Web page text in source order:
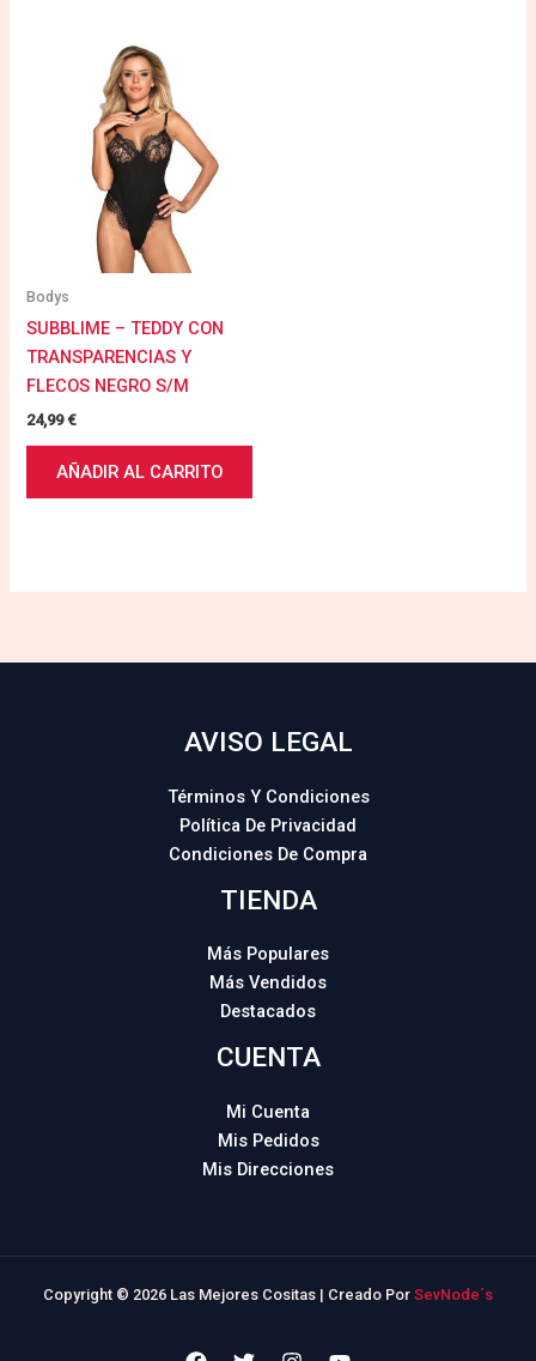
Bodys
SUBBLIME – TEDDY CON
TRANSPARENCIAS Y
FLECOS NEGRO S/M
24,99€
AÑADIR AL CARRITO
AVISO LEGAL
Términos Y Condiciones
Política De Privacidad
Condiciones De Compra
TIENDA
Más Populares
Más Vendidos
Destacados
CUENTA
Mi Cuenta
Mis Pedidos
Mis Direcciones
Copyright © 2026 Las Mejores Cositas | Creado Por SevNode´s